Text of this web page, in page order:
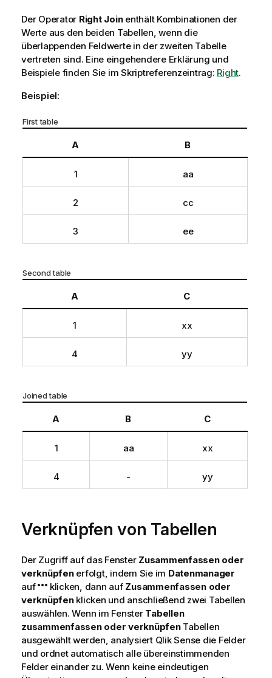
Der Operator Right Joinenthält Kombinationen der
Werte aus den beiden Tabellen, wenn die
überlappenden Feldwerte in der zweiten Tabelle
vertreten sind. Eine eingehendere Erklärung und
Beispiele finden Sie im Skriptreferenzeintrag: Right.
Beispiel:
First table
A B
1 aa
2 cc
3 ee
Second table
A C
1 xx
4 yy
Joined table
A B C
1 aa xx
4 - yy
Verknüpfen von Tabellen
Der Zugriff auf das Fenster Zusammenfassen oder
verknüpfenerfolgt, indem Sie im Datenmanager
auf
klicken, dann auf Zusammenfassen oder
verknüpfenklicken und anschließend zwei Tabellen
auswählen. Wenn im Fenster Tabellen
zusammenfassen oder verknüpfenTabellen
ausgewählt werden, analysiert Qlik Sense die Felder
und ordnet automatisch alle übereinstimmenden
Felder einander zu. Wenn keine eindeutigen